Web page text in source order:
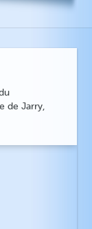
de Jarry,